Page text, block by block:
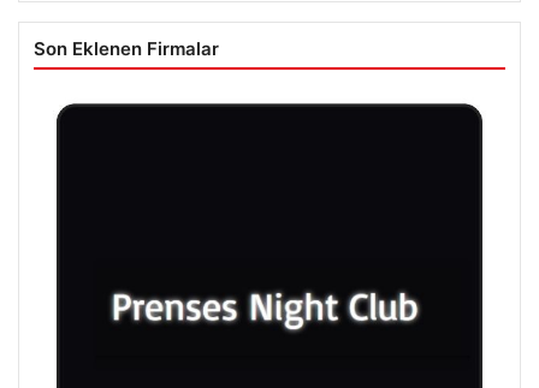
Son Eklenen Firmalar